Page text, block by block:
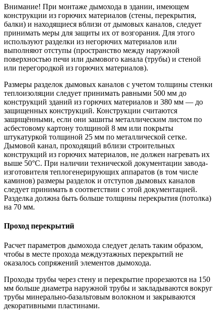
Внимание! При монтаже дымохода в здании, имеющем
конструкции из горючих материалов (стены, перекрытия,
балки) и находящиеся вблизи от дымовых каналов, следует
принимать меры для защиты их от возгорания. Для этого
используют разделки из негорючих материалов или
выполняют отступы (пространство между наружной
поверхностью печи или дымового канала (трубы) и стеной
или перегородкой из горючих материалов).
Размеры разделок дымовых каналов с учетом толщины стенки
теплоизоляции следует принимать равными 500 мм до
конструкций зданий из горючих материалов и 380 мм — до
защищенных конструкций. Конструкции считаются
защищёнными, если они зашиты металлическим листом по
асбестовому картону толщиной 8 мм или покрыты
штукатуркой толщиной 25 мм по металлической сетке.
Дымовой канал, проходящий вблизи строительных
конструкций из горючих материалов, не должен нагревать их
выше 50°С. При наличии технической документации завода-
изготовителя теплогенерирующих аппаратов (в том числе
каминов) размеры разделок и отступов дымовых каналов
следует принимать в соответствии с этой документацией.
Разделка должна быть больше толщины перекрытия (потолка)
на 70 мм.
Проход перекрытий
Расчет параметров дымохода следует делать таким образом,
чтобы в месте прохода междуэтажных перекрытий не
оказалось сопряжений элементов дымохода.
Проходы трубы через стену и перекрытие прорезаются на 150
мм больше диаметра наружной трубы и закладываются вокруг
трубы минерально-базальтовым волокном и закрываются
декоративными пластинами.